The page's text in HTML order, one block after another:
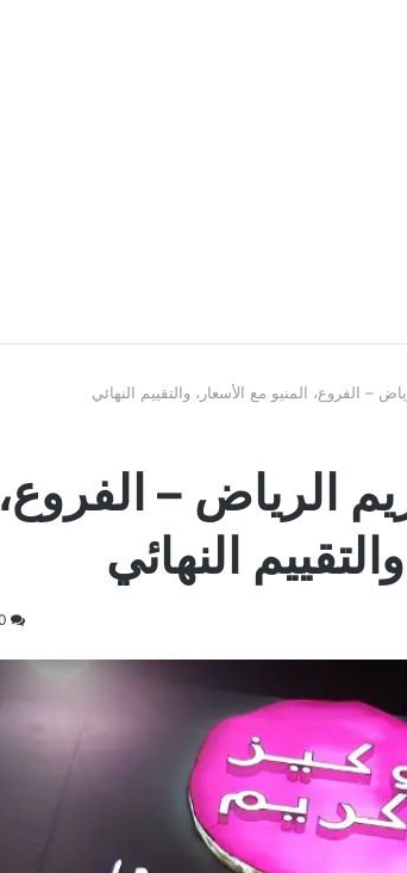
– الفروع، المنيو مع الأسعار، والتقييم النهائي
الرياض – الفروع،
النهائي